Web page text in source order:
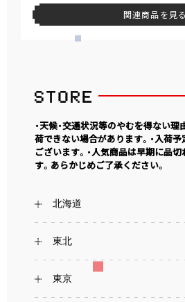
関連商品を見る
・天候・交通状況等のやむを得ない
荷できない場合があります。・入荷
ございます。・人気商品は早期に品
す。あらかじめご了承ください。
北海道
東北
東京